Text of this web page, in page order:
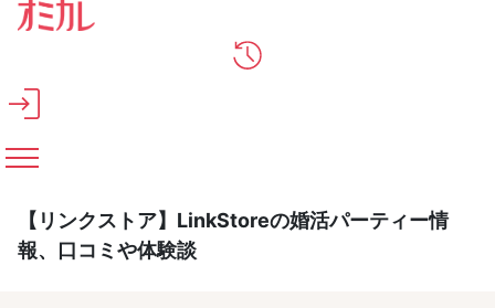
メインコンテンツへスキップ
【リンクストア】LinkStoreの婚活パーティー情
報、口コミや体験談